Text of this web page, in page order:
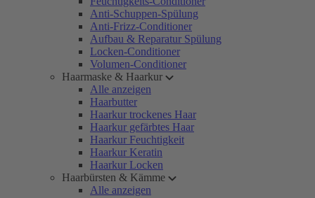
Anti-Schuppen-Spülung
Anti-Frizz-Conditioner
Aufbau & Reparatur Spülung
Locken-Conditioner
Volumen-Conditioner
Haarmaske & Haarkur
Alle anzeigen
Haarbutter
Haarkur trockenes Haar
Haarkur gefärbtes Haar
Haarkur Feuchtigkeit
Haarkur Keratin
Haarkur Locken
Haarbürsten & Kämme
Alle anzeigen